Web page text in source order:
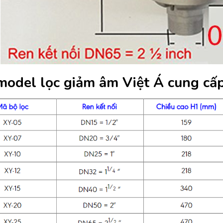
lọc giảm âm Việt Á cung